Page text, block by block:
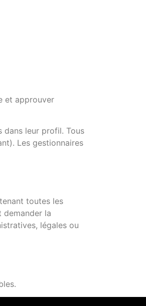
et approuver
dans leur profil. Tous
Les gestionnaires
toutes les
demander la
légales ou